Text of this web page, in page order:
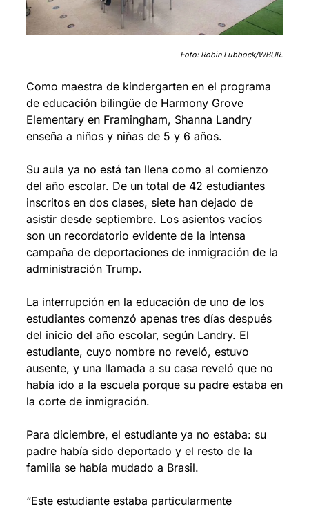
Foto: Robin Lubbock/WBUR.
Como maestra de kindergarten en el programa
de educación bilingüe de Harmony Grove
Elementary en Framingham, Shanna Landry
enseña a niños y niñas de 5 y 6 años.
Su aula ya no está tan llena como al comienzo
del año escolar. De un total de 42 estudiantes
inscritos en dos clases, siete han dejado de
asistir desde septiembre. Los asientos vacíos
son un recordatorio evidente de la intensa
campaña de deportaciones de inmigración de la
administración Trump.
La interrupción en la educación de uno de los
estudiantes comenzó apenas tres días después
del inicio del año escolar, según Landry. El
estudiante, cuyo nombre no reveló, estuvo
ausente, y una llamada a su casa reveló que no
había ido a la escuela porque su padre estaba en
la corte de inmigración.
Para diciembre, el estudiante ya no estaba: su
padre había sido deportado y el resto de la
familia se había mudado a Brasil.
“Este estudiante estaba particularmente